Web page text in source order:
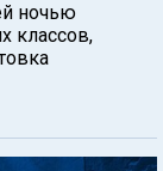
ночью
классов,